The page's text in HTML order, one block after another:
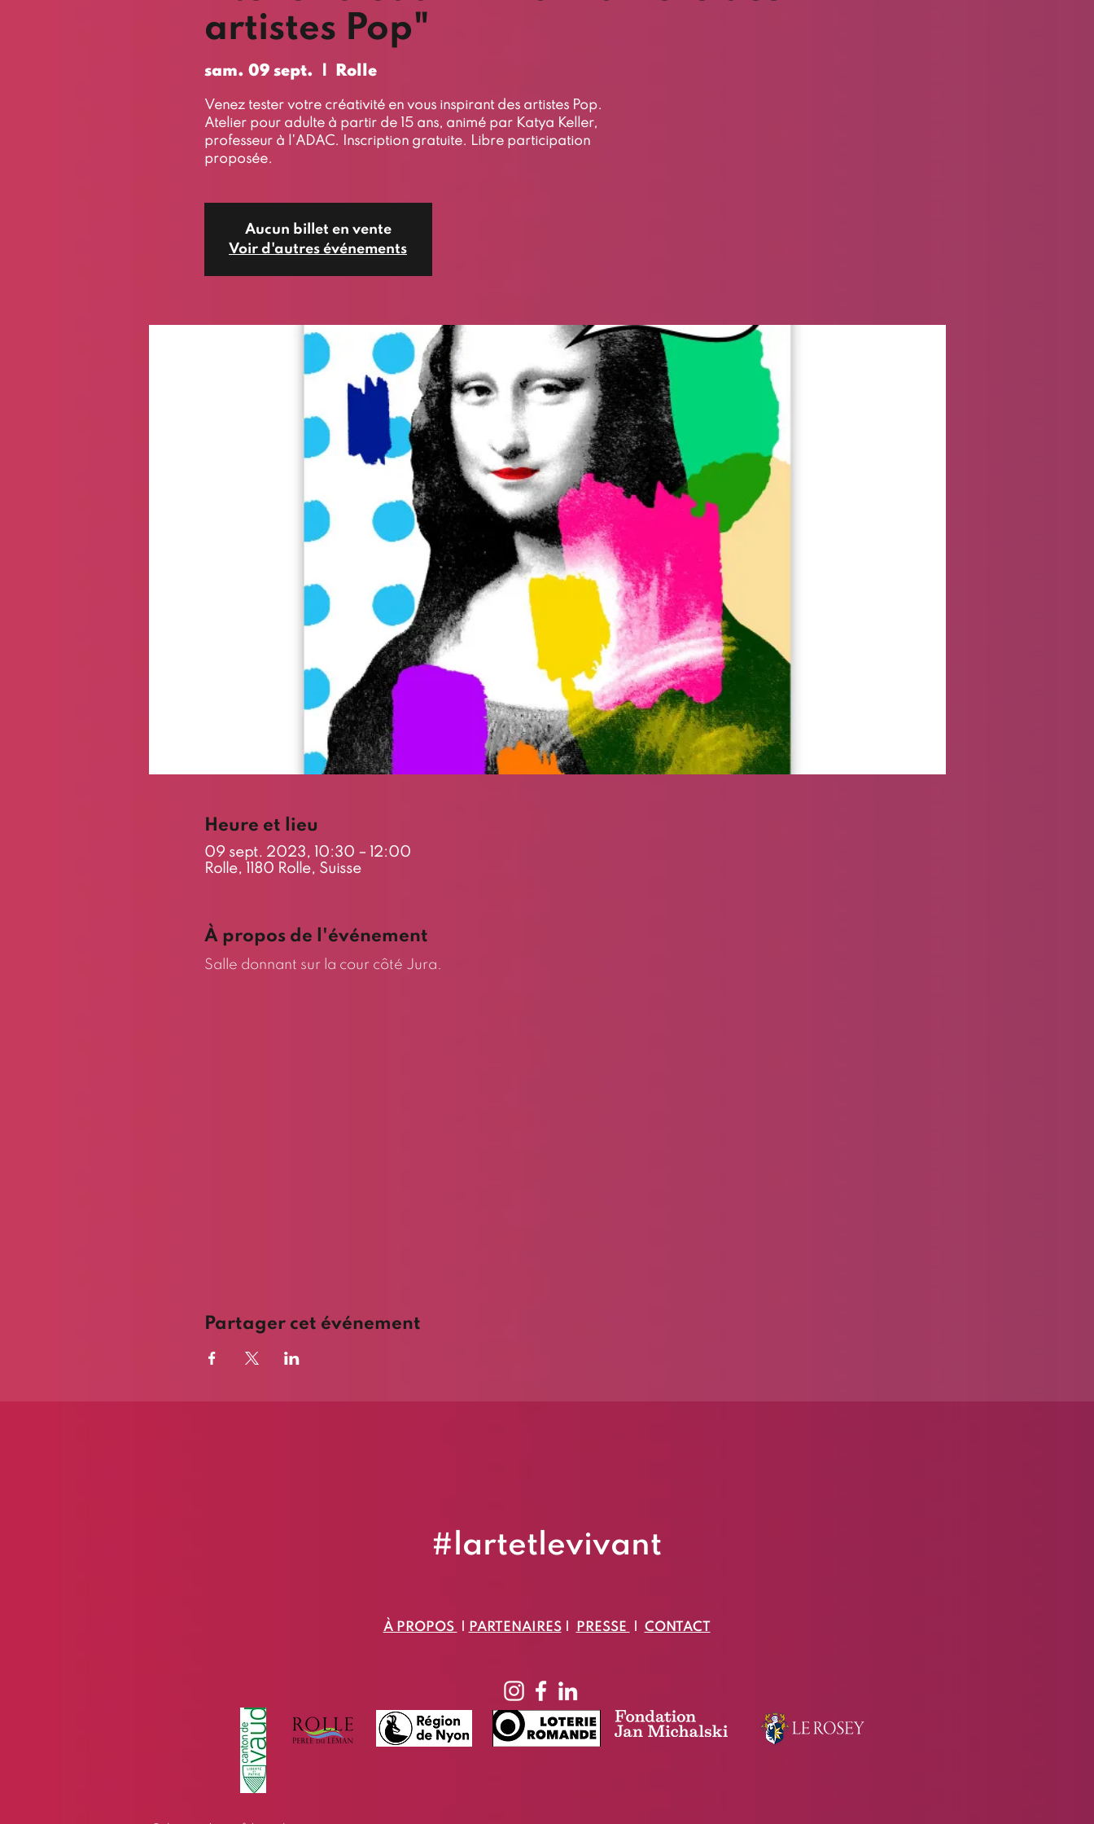
artistes Pop"
sam. 09 sept.
  |
Rolle
Venez tester votre créativité en vous inspirant des artistes Pop.
Atelier pour adulte à partir de 15 ans, animé par Katya Keller,
professeur à l'ADAC. Inscription gratuite. Libre participation
proposée.
Aucun billet en vente
Voir d'autres événements
Heure et lieu
09 sept. 2023, 10:30 – 12:00
Rolle, 1180 Rolle, Suisse
À propos de l'événement
Salle donnant sur la cour côté Jura.
Partager cet événement
#lartetlevivant
​À PROPOS PARTENAIRES| PRESSE CONTACT